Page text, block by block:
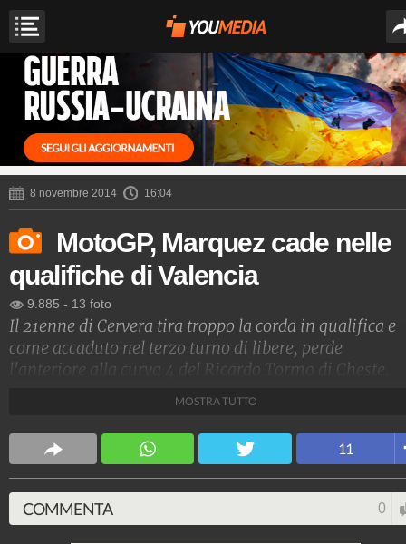
8 novembre 2014 16:04
MotoGP, Marquez cade nelle
qualifiche di Valencia
9.885 - 13 foto
Il 21enne di Cervera tira troppo la corda in qualifica e
come accaduto nel terzo turno di libere, perde
l'anteriore alla curva 4 del Ricardo Tormo di Cheste.
MOSTRA TUTTO
11
COMMENTA 0